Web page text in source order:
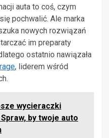
auta to coś, czym
pochwalić. Ale marka
nowych rozwiązań
im preparaty
ostatnio nawiązała
, liderem wśród
wycieraczki
by twoje auto